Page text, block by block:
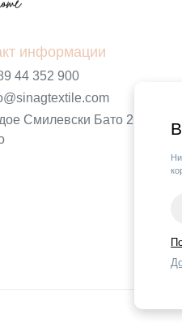
информации
44 352 900
Смилевски Бато 2,